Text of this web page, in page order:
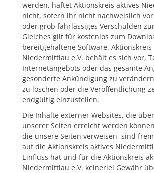
werden, haftet Aktionskreis aktives
nicht, sofern ihr nicht nachweislich
oder grob fahrlässiges Verschulden
Gleiches gilt für kostenlos zum
bereitgehaltene Software. Aktionskreis
Niedermittlau e.V. behält es sich vor,
Internetangebots oder das gesamte
gesonderte Ankündigung zu
zu löschen oder die Veröffentlichung
endgültig einzustellen.
Die Inhalte externer Websites, die
unserer Seiten erreicht werden
die unsere Seiten verweisen, sind
auf die Aktionskreis aktives
Einfluss hat und für die Aktionskreis
Niedermittlau e.V. keinerlei Gewähr